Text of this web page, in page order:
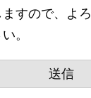
すので、よ
。